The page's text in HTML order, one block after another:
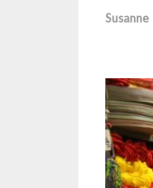
Susanne